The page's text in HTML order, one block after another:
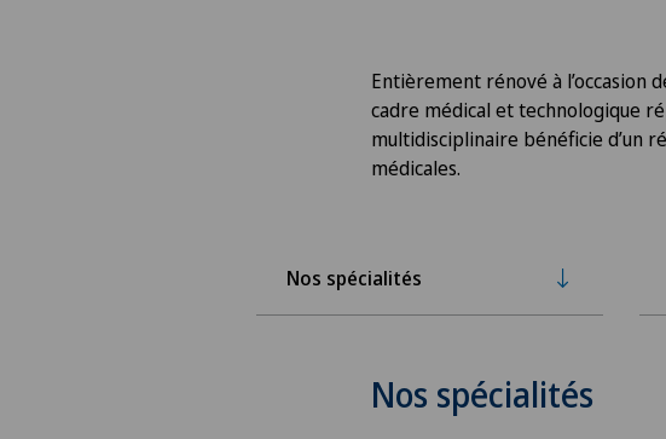
Entièrement rénové à l’occasion
cadre médical et technologique
multidisciplinaire bénéficie d’un
médicales.
Nos spécialités
Nos spécialités